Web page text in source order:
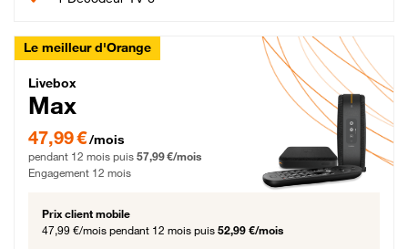
Le meilleur d'Orange
Livebox Max Fibre
Livebox
Max
47,99 € par mois pendant 12 mois puis 57,99 € par mois, Engagement 12 mois
47,99 €/mois
pendant 12 mois puis 57,99 €/mois
Engagement 12 mois
Prix client mobile
47,99 €/mois pendant 12 mois puis 52,99 €/mois